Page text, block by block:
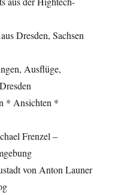
Dresden, Sachsen
Ausflüge,
* Ansichten *
Frenzel –
von Anton Launer